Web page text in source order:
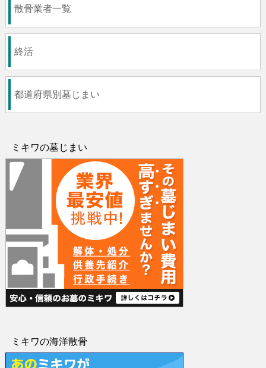
散骨業者一覧
終活
都道府県別墓じまい
ミキワの墓じまい
ミキワの海洋散骨